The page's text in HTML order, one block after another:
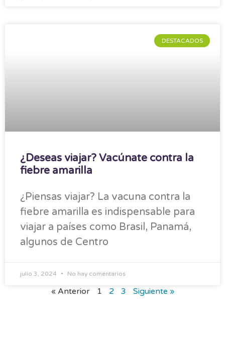
DESTACADOS
¿Deseas viajar? Vacúnate contra la
fiebre amarilla
¿Piensas viajar? La vacuna contra la
fiebre amarilla es indispensable para
viajar a países como Brasil, Panamá,
algunos de Centro
julio 3, 2024 No hay comentarios
« Anterior 1 2 3 Siguiente »